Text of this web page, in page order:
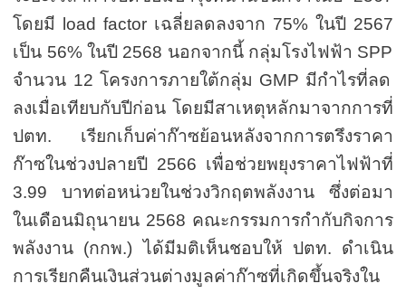
โดยมี load factor เฉลี่ยลดลงจาก 75%ในปี 2567
เป็น 56%ในปี 2568 นอกจากนี้ กลุ่มโรงไฟฟ้า SPP
จำนวน 12 โครงการภายใต้กลุ่ม GMP มีกำไรที่ลด
ลงเมื่อเทียบกับปีก่อน โดยมีสาเหตุหลักมาจากการที่
ปตท. เรียกเก็บค่าก๊าซย้อนหลังจากการตรึงราคา
ก๊าซในช่วงปลายปี 2566 เพื่อช่วยพยุงราคาไฟฟ้าที่
3.99 บาทต่อหน่วยในช่วงวิกฤตพลังงาน ซึ่งต่อมา
ในเดือนมิถุนายน 2568 คณะกรรมการกำกับกิจการ
พลังงาน (กกพ.) ได้มีมติเห็นชอบให้ ปตท. ดำเนิน
การเรียกคืนเงินส่วนต่างมูลค่าก๊าซที่เกิดขึ้นจริงใน